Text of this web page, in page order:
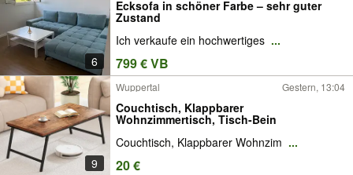
6
Ecksofa in schöner Farbe – sehr guter
Zustand
Ich verkaufe ein hochwertiges ...
799 € VB
9
Wuppertal Gestern, 13:04
Couchtisch, Klappbarer
Wohnzimmertisch, Tisch-Bein
Couchtisch, Klappbarer Wohnzim ...
20 €